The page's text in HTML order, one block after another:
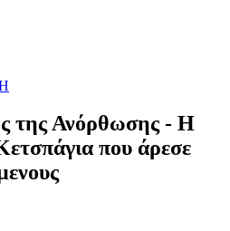
της Ανόρθωσης - Η
που άρεσε